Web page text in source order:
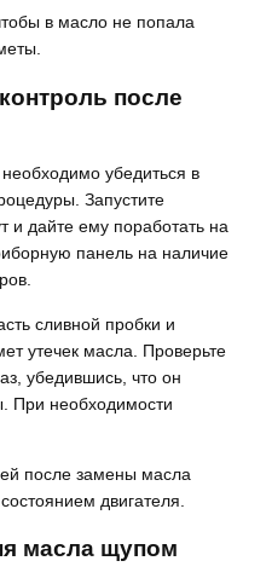
в масло не попала
после
убедиться в
Запустите
и дайте ему поработать на
панель на наличие
сливной пробки и
утечек масла. Проверьте
убедившись, что он
При необходимости
после замены масла
двигателя.
масла щупом